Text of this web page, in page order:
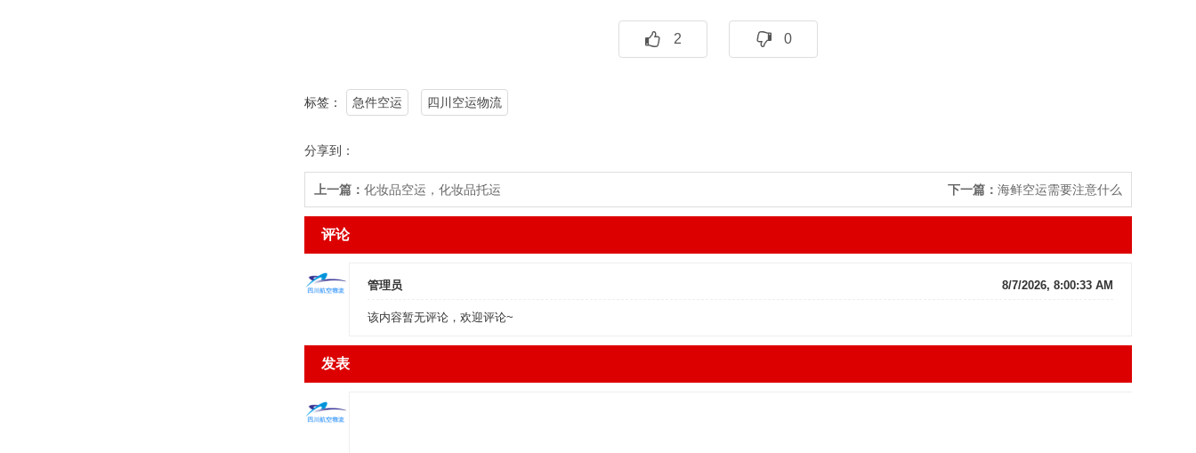
2 0
标签： 急件空运​ 四川空运物流
分享到：
上一篇： 化妆品空运，化妆品托运 下一篇： 海鲜空运需要注意什么
评论
8/7/2026, 8:00:33 AM
管理员
该内容暂无评论，欢迎评论~
发表